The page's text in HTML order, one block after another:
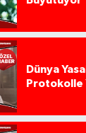
Dünya
Protokolle